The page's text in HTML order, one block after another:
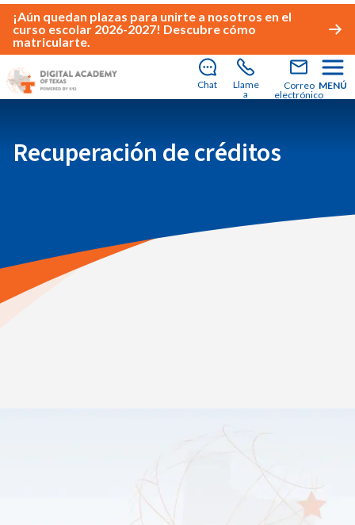
¡Aún quedan plazas para unirte a nosotros en el
curso escolar 2026-2027! Descubre cómo
matricularte.
Chat
Llame
a
Correo
electrónico
MENÚ
Recuperación de créditos
Recuperación de créditos
¿Tu hijo necesita ayuda para volver a